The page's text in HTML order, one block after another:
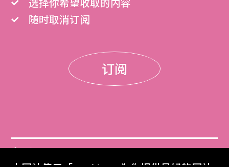
选择你希望收取的内容
随时取消订阅
订阅
门票